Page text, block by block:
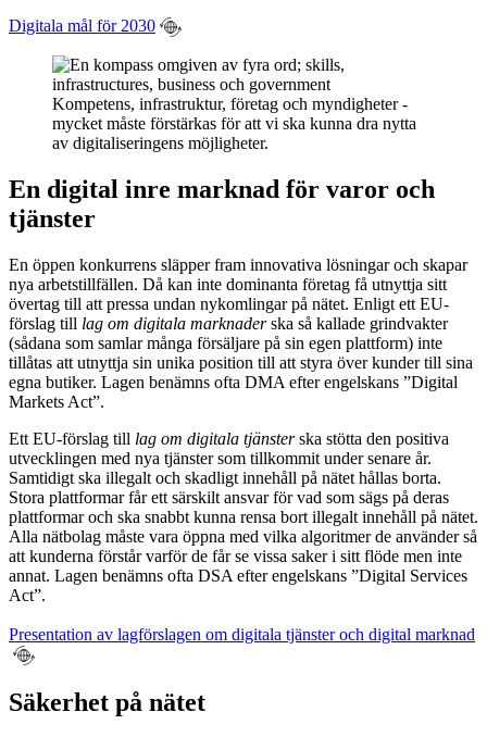
Digitala mål för 2030
Kompetens, infrastruktur, företag och myndigheter -
mycket måste förstärkas för att vi ska kunna dra nytta
av digitaliseringens möjligheter.
En digital inre marknad för varor och
tjänster
En öppen konkurrens släpper fram innovativa lösningar och skapar
nya arbetstillfällen. Då kan inte dominanta företag få utnyttja sitt
övertag till att pressa undan nykomlingar på nätet. Enligt ett EU-
förslag till lag om digitala marknaderska så kallade grindvakter
(sådana som samlar många försäljare på sin egen plattform) inte
tillåtas att utnyttja sin unika position till att styra över kunder till sina
egna butiker. Lagen benämns ofta DMA efter engelskans ”Digital
Markets Act”.
Ett EU-förslag till lag om digitala tjänsterska stötta den positiva
utvecklingen med nya tjänster som tillkommit under senare år.
Samtidigt ska illegalt och skadligt innehåll på nätet hållas borta.
Stora plattformar får ett särskilt ansvar för vad som sägs på deras
plattformar och ska snabbt kunna rensa bort illegalt innehåll på nätet.
Alla nätbolag måste vara öppna med vilka algoritmer de använder så
att kunderna förstår varför de får se vissa saker i sitt flöde men inte
annat. Lagen benämns ofta DSA efter engelskans ”Digital Services
Act”.
Presentation av lagförslagen om digitala tjänster och digital marknad
Säkerhet på nätet